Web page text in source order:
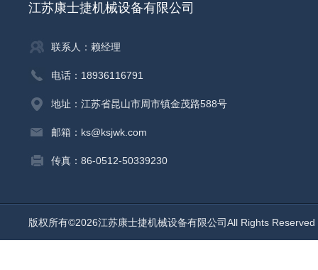
江苏康士捷机械设备有限公司
联系人：赖经理
电话：18936116791
地址：江苏省昆山市周市镇金茂路588号
邮箱：ks@ksjwk.com
传真：86-0512-50339230
版权所有©2026江苏康士捷机械设备有限公司All Rights